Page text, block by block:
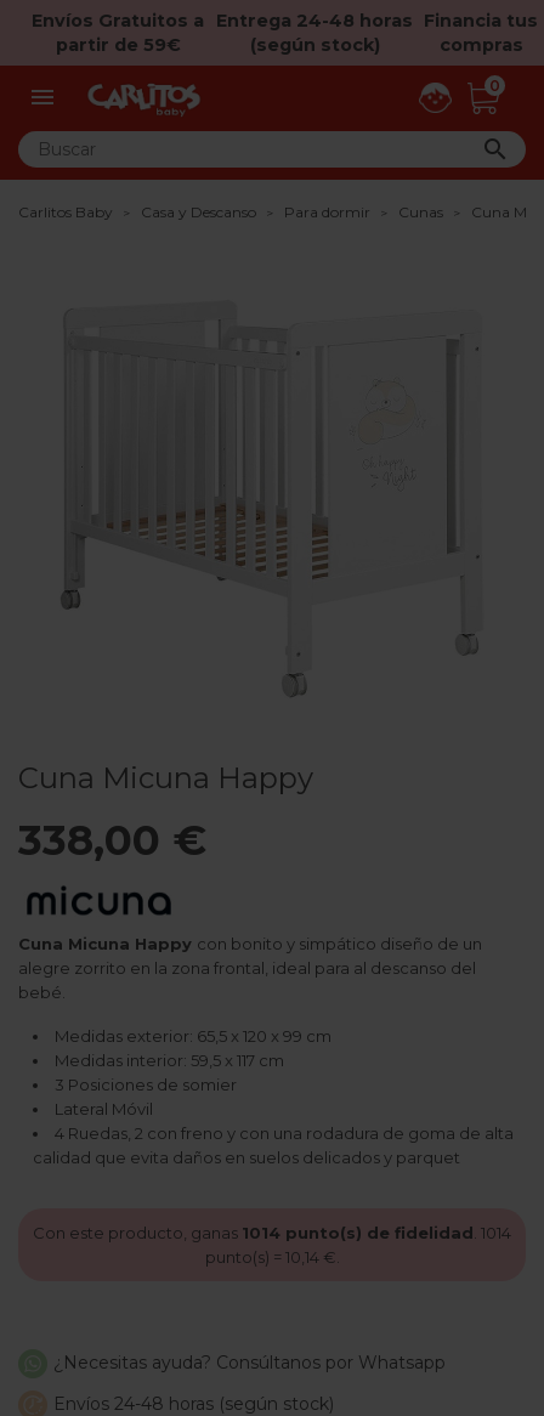
Envíos Gratuitos a
partir de 59€
Entrega 24-48 horas
(según stock)
Financia tus
compras
 0

Carlitos Baby Casa y Descanso Para dormir Cunas Cuna
Cuna Micuna Happy
338,00 €
Cuna Micuna Happy con bonito y simpático diseño de un
alegre zorrito en la zona frontal, ideal para al descanso del
bebé.
Medidas exterior: 65,5 x 120 x 99 cm
Medidas interior: 59,5 x 117 cm
3 Posiciones de somier
Lateral Móvil
4 Ruedas, 2 con freno y con una rodadura de goma de alta
calidad que evita daños en suelos delicados y parquet
Con este producto, ganas 1014 punto(s) de fidelidad 1014
punto(s) = 10,14 €
¿Necesitas ayuda? Consúltanos por Whatsapp
Envíos 24-48 horas (según stock)